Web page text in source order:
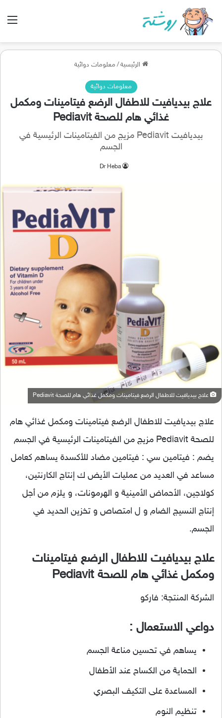
الرئيسية / معلومات دوائية
معلومات دوائية
علاج بيديافيت للاطفال الرضع فيتامينات ومكمل
غذائي هام للصحة Pediavit
بيديافيت Pediavit مزيج من الفيتامينات الرئيسية في
الجسم
Dr Heba
علاج بيديافيت للاطفال الرضع فيتامينات ومكمل غذائي هام للصحة Pediavit
علاج بيديافيت للاطفال الرضع فيتامينات ومكمل غذائي هام
للصحة Pediavit مزيج من الفيتامينات الرئيسية في الجسم
يضم : فيتامين سي : فيتامين مضاد للأكسدة يساهم كعامل
مساعد في العديد من عمليات الأيض ك إنتاج الكارنتين،
كولاجين، الأحماض الأمينية و الهرمونات، و يلزم من أجل
إنتاج النسيج الضام و ل امتصاص و تخزين الحديد في
الجسم.
علاج بيديافيت للاطفال الرضع فيتامينات
ومكمل غذائي هام للصحة Pediavit
الشركة المنتجة: فاركو
دواعي الاستعمال :
يساهم في تحسين مناعة الجسم
الحماية من الكساح عند الأطفال
المساعدة على التكيف البصري
تنظيم النوم